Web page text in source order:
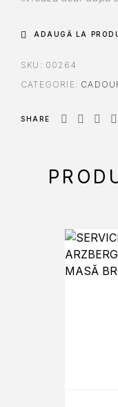
ADAUGĂ LA
SKU: 00264
CATEGORIE:
SHARE